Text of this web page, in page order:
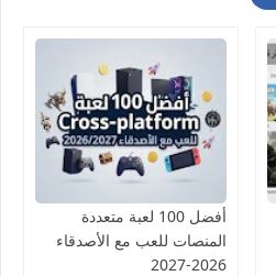
أفضل 100 لعبة متعددة
المنصات للعب مع الأصدقاء
2026-2027